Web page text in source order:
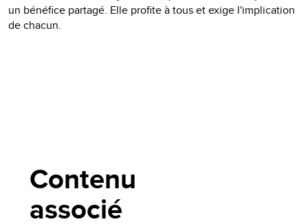
un bénéfice partagé. Elle profite à tous et exige l'implication
de chacun.
Contenu
associé